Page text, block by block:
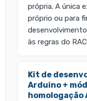
própria. A única
próprio ou para
às regras do
Kit de
Arduino +
homologação